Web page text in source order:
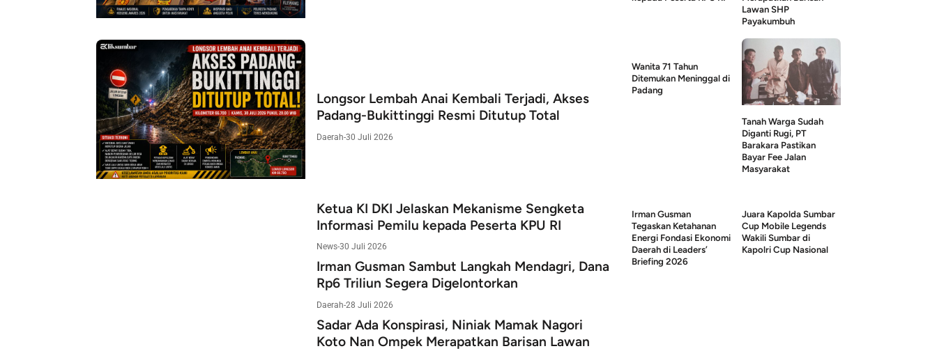
Longsor Lembah Anai Kembali Terjadi, Akses
Padang-Bukittinggi Resmi Ditutup Total
Daerah-30 Juli 2026
Ketua KI DKI Jelaskan Mekanisme Sengketa
Informasi Pemilu kepada Peserta KPU RI
News-30 Juli 2026
Irman Gusman Sambut Langkah Mendagri, Dana
Rp6 Triliun Segera Digelontorkan
Daerah-28 Juli 2026
Sadar Ada Konspirasi, Niniak Mamak Nagori
Koto Nan Ompek Merapatkan Barisan Lawan
Lawan SHP
Payakumbuh
Wanita 71 Tahun
Ditemukan Meninggal di
Padang
Tanah Warga Sudah
Diganti Rugi, PT
Barakara Pastikan
Bayar Fee Jalan
Masyarakat
Irman Gusman
Tegaskan Ketahanan
Energi Fondasi Ekonomi
Daerah di Leaders’
Briefing 2026
Juara Kapolda Sumbar
Cup Mobile Legends
Wakili Sumbar di
Kapolri Cup Nasional